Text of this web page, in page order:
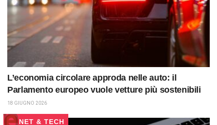
L’economia circolare approda nelle auto: il
Parlamento europeo vuole vetture più sostenibili
18 GIUGNO 2026
NET & TECH